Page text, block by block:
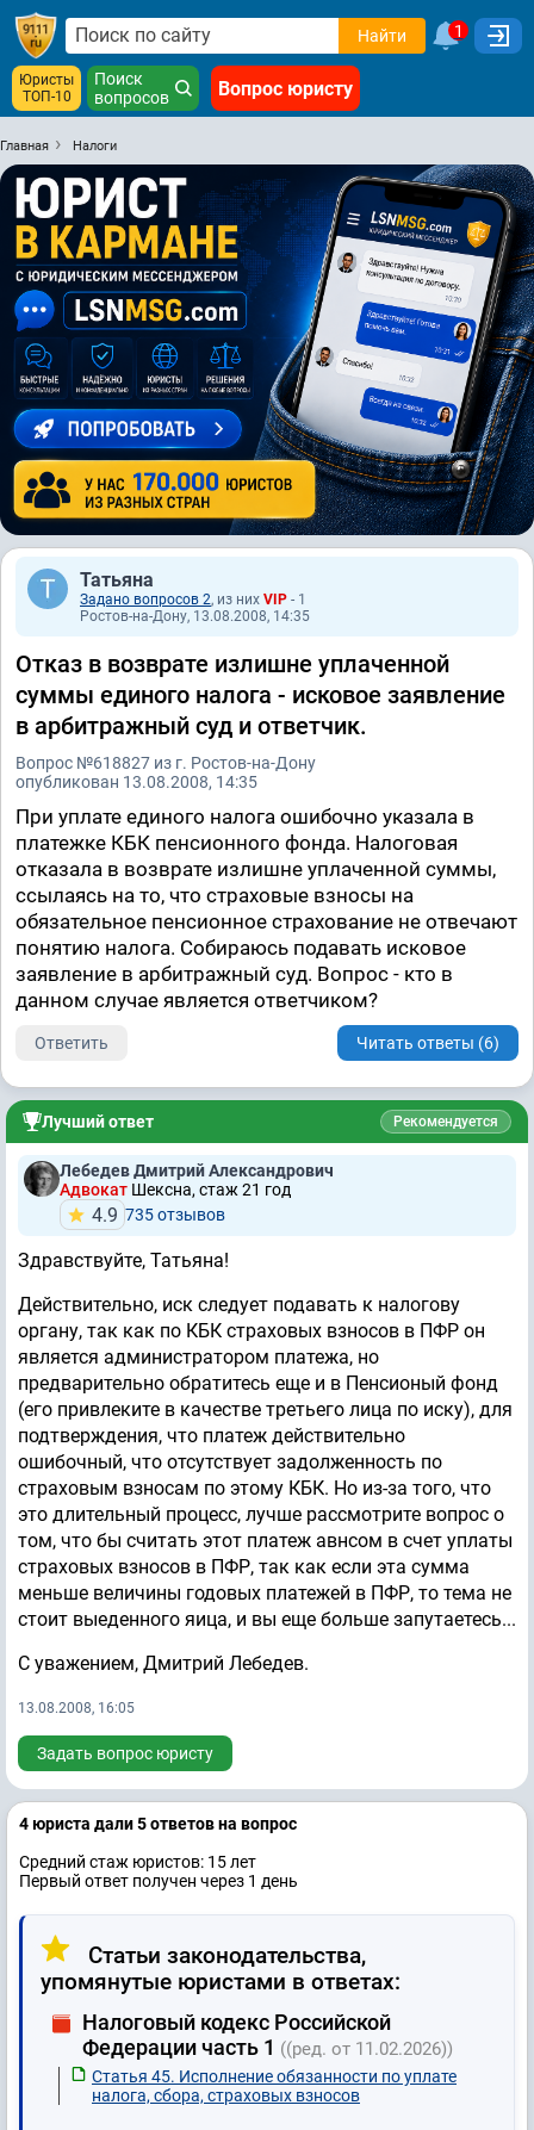
Найти 1
Юристы
ТОП-10
Поиск
вопросов
Вопрос юристу
Главная Налоги
Татьяна
Задано вопросов 2, из них VIP - 1
Ростов-на-Дону, 13.08.2008, 14:35
Отказ в возврате излишне уплаченной
суммы единого налога - исковое заявление
в арбитражный суд и ответчик.
Вопрос №618827 из г. Ростов-на-Дону
опубликован 13.08.2008, 14:35
При уплате единого налога ошибочно указала в
платежке КБК пенсионного фонда. Налоговая
отказала в возврате излишне уплаченной суммы,
ссылаясь на то, что страховые взносы на
обязательное пенсионное страхование не отвечают
понятию налога. Собираюсь подавать исковое
заявление в арбитражный суд. Вопрос - кто в
данном случае является ответчиком?
Ответить Читать ответы (6)
Лучший ответ Рекомендуется
Лебедев Дмитрий Александрович
Адвокат Шексна, стаж 21 год
4.9 735 отзывов
Здравствуйте, Татьяна!
Действительно, иск следует подавать к налогову
органу, так как по КБК страховых взносов в ПФР он
является администратором платежа, но
предварительно обратитесь еще и в Пенсионый фонд
(его привлеките в качестве третьего лица по иску), для
подтверждения, что платеж действительно
ошибочный, что отсутствует задолженность по
страховым взносам по этому КБК. Но из-за того, что
это длительный процесс, лучше рассмотрите вопрос о
том, что бы считать этот платеж авнсом в счет уплаты
страховых взносов в ПФР, так как если эта сумма
меньше величины годовых платежей в ПФР, то тема не
стоит выеденного яица, и вы еще больше запутаетесь...
С уважением, Дмитрий Лебедев.
13.08.2008, 16:05
Задать вопрос юристу
4 юристa дали 5 ответов на вопрос
Средний стаж юристов: 15 лет
Первый ответ получен через 1 день
Статьи законодательства,
упомянутые юристами в ответах:
Налоговый кодекс Российской
Федерации часть 1 ((ред. от 11.02.2026))
Статья 45. Исполнение обязанности по уплате
налога, сбора, страховых взносов